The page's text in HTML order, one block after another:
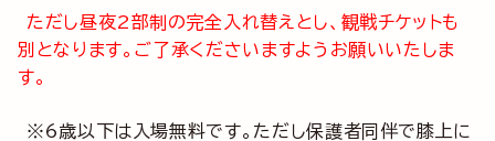
ただし昼夜2部制の完全入れ替えとし、観戦チケットも
別となります。ご了承くださいますようお願いいたしま
す。
※6歳以下は入場無料です。ただし保護者同伴で膝上に